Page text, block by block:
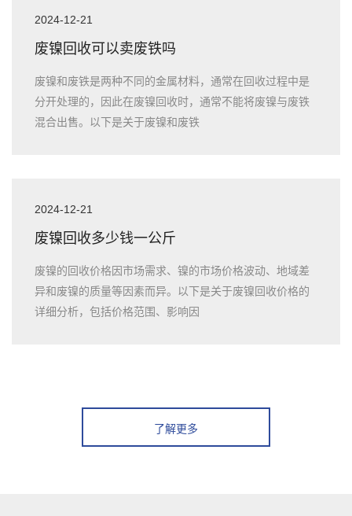
2024-12-21
废镍回收可以卖废铁吗
废镍和废铁是两种不同的金属材料，通常在回收过程中是
分开处理的，因此在废镍回收时，通常不能将废镍与废铁
混合出售。以下是关于废镍和废铁
2024-12-21
废镍回收多少钱一公斤
废镍的回收价格因市场需求、镍的市场价格波动、地域差
异和废镍的质量等因素而异。以下是关于废镍回收价格的
详细分析，包括价格范围、影响因
了解更多